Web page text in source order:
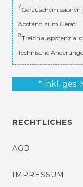
7
Abstand zum Gerät: 1
8Treibhauspotenzial
Technische
* inkl. ges.
RECHTLICHES
AGB
IMPRESSUM